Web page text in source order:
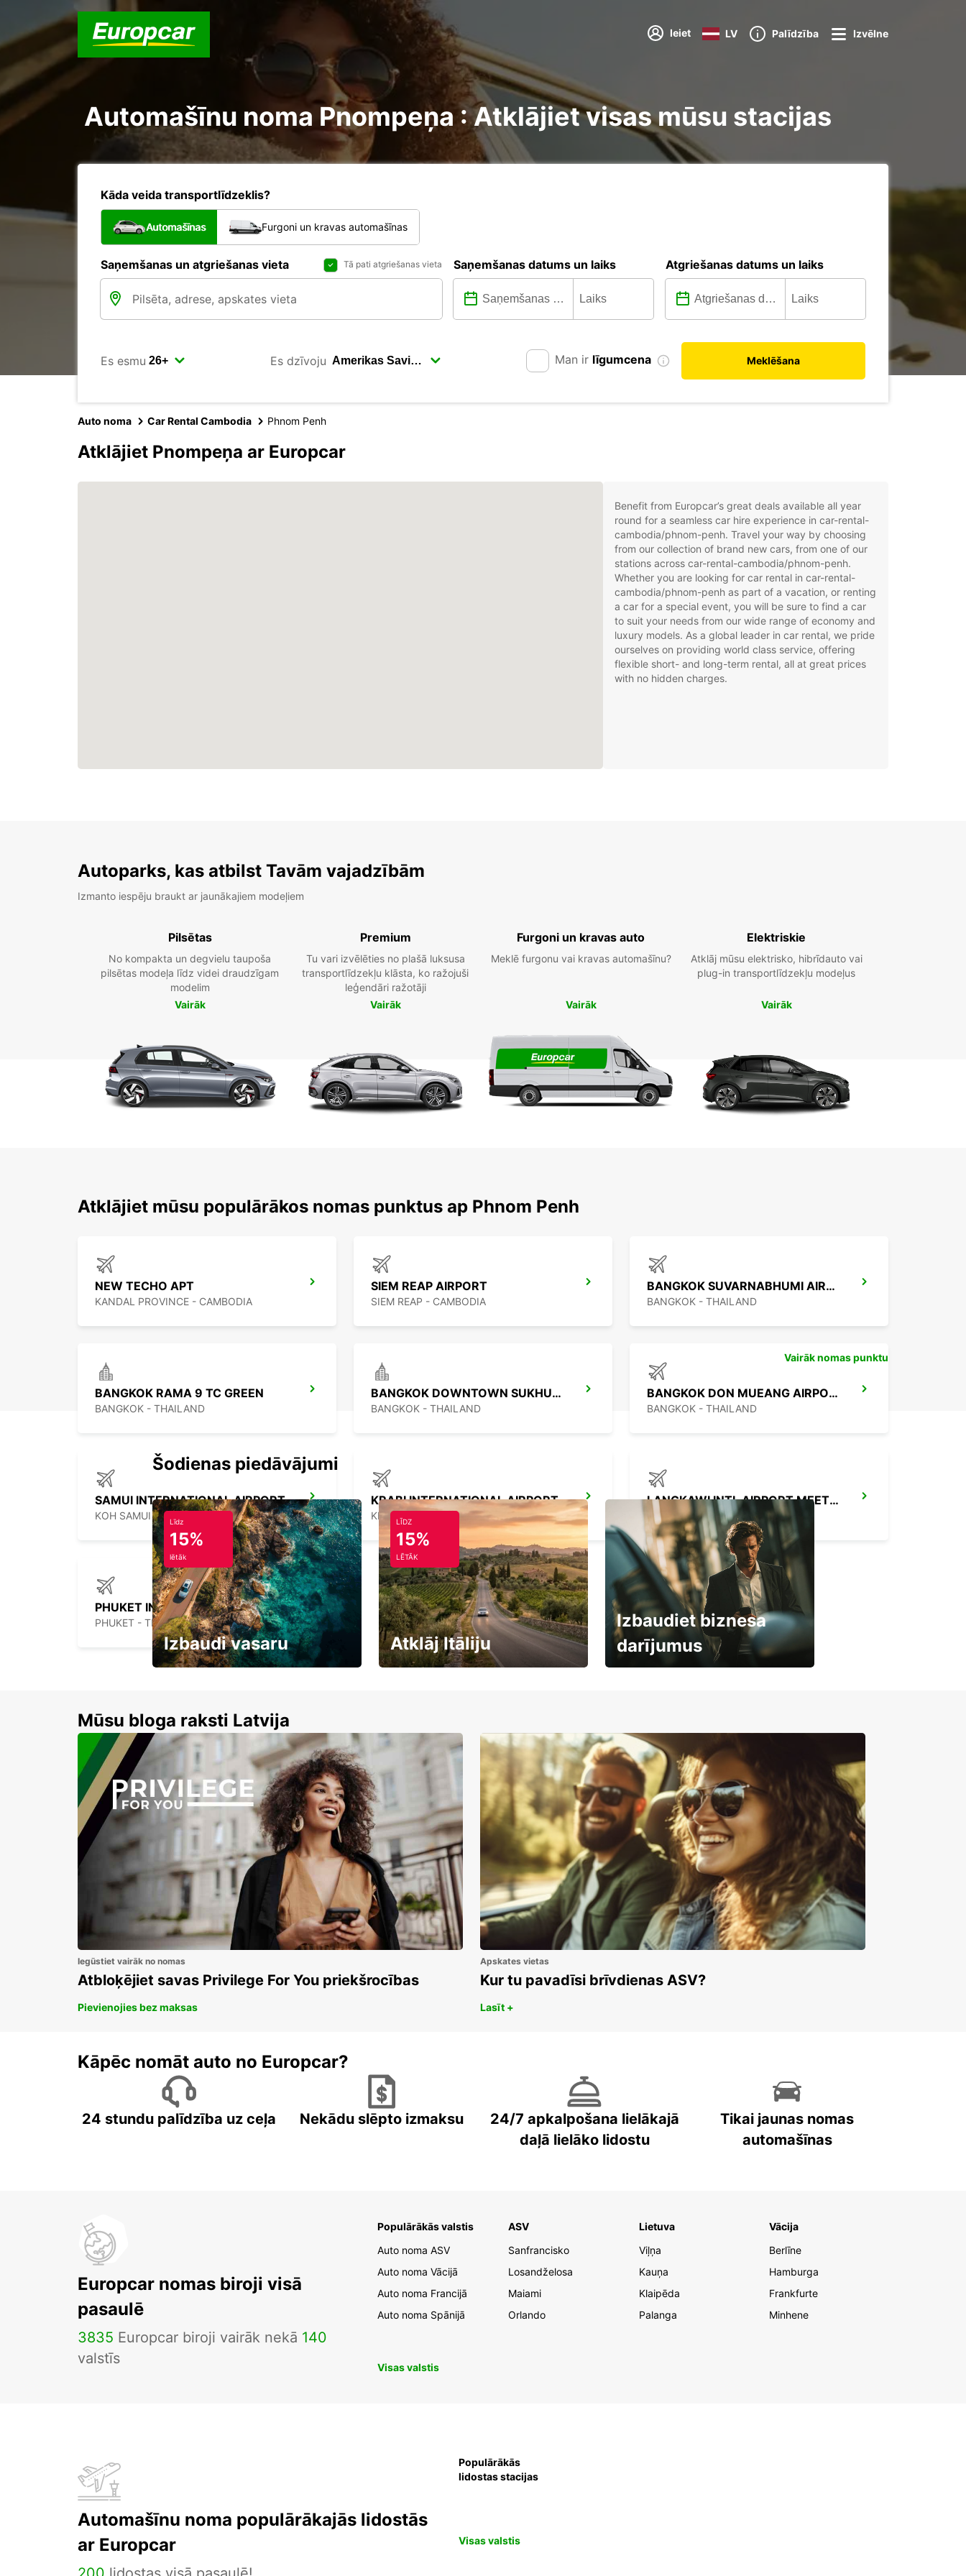
Ieiet LV Palīdzība Izvēlne
Automašīnu noma Pnompeņa : Atklājiet visas mūsu stacijas
Kāda veida transportlīdzeklis?
Automašīnas Furgoni un kravas automašīnas
Saņemšanas un atgriešanas vieta Tā pati atgriešanas vieta Saņemšanas datums un laiks Atgriešanas datums un laiks
Es esmu Es dzīvoju Man ir līgumcena Meklēšana
Auto noma Car Rental Cambodia Phnom Penh
Atklājiet Pnompeņa ar Europcar
Benefit from Europcar’s great deals available all year
round for a seamless car hire experience in car-rental-
cambodia/phnom-penh. Travel your way by choosing
from our collection of brand new cars, from one of our
stations across car-rental-cambodia/phnom-penh.
Whether you are looking for car rental in car-rental-
cambodia/phnom-penh as part of a vacation, or renting
a car for a special event, you will be sure to find a car
to suit your needs from our wide range of economy and
luxury models. As a global leader in car rental, we pride
ourselves on providing world class service, offering
flexible short- and long-term rental, all at great prices
with no hidden charges.
Autoparks, kas atbilst Tavām vajadzībām
Izmanto iespēju braukt ar jaunākajiem modeļiem
Pilsētas
No kompakta un degvielu taupoša
pilsētas modeļa līdz videi draudzīgam
modelim
Vairāk
Premium
Tu vari izvēlēties no plašā luksusa
transportlīdzekļu klāsta, ko ražojuši
leģendāri ražotāji
Vairāk
Furgoni un kravas auto
Meklē furgonu vai kravas automašīnu?
Vairāk
Elektriskie
Atklāj mūsu elektrisko, hibrīdauto vai
plug-in transportlīdzekļu modeļus
Vairāk
Atklājiet mūsu populārākos nomas punktus ap Phnom Penh
NEW TECHO APT
KANDAL PROVINCE - CAMBODIA
SIEM REAP AIRPORT
SIEM REAP - CAMBODIA
BANGKOK SUVARNABHUMI AIRPORT
BANGKOK - THAILAND
BANGKOK RAMA 9 TC GREEN
BANGKOK - THAILAND
BANGKOK DOWNTOWN SUKHUMVIT
BANGKOK - THAILAND
BANGKOK DON MUEANG AIRPORT
BANGKOK - THAILAND
SAMUI INTERNATIONAL AIRPORT
KOH SAMUI - THAILAND
KRABI INTERNATIONAL AIRPORT
KRABI - THAILAND
LANGKAWI INTL AIRPORT MEET AND GREET
KEDAH - MALAYSIA
PHUKET INTERNATIONAL AIRPORT
PHUKET - THAILAND
Vairāk nomas punktu
Šodienas piedāvājumi
Līdz
15%
lētāk
Izbaudi vasaru
LĪDZ
15%
LĒTĀK
Atklāj Itāliju
Izbaudiet biznesa
darījumus
Mūsu bloga raksti Latvija
Iegūstiet vairāk no nomas
Atbloķējiet savas Privilege For You priekšrocības
Pievienojies bez maksas
Apskates vietas
Kur tu pavadīsi brīvdienas ASV?
Lasīt +
Kāpēc nomāt auto no Europcar?
24 stundu palīdzība uz ceļa Nekādu slēpto izmaksu
24/7 apkalpošana lielākajā
daļā lielāko lidostu
Tikai jaunas nomas
automašīnas
Europcar nomas biroji visā
pasaulē
3835 Europcar biroji vairāk nekā 140
valstīs
Populārākās valstis
Auto noma ASV
Auto noma Vācijā
Auto noma Francijā
Auto noma Spānijā
ASV
Sanfrancisko
Losandželosa
Maiami
Orlando
Lietuva
Viļņa
Kauņa
Klaipēda
Palanga
Vācija
Berlīne
Hamburga
Frankfurte
Minhene
Visas valstis
Automašīnu noma populārākajās lidostās
ar Europcar
Populārākās
lidostas stacijas
Visas valstis